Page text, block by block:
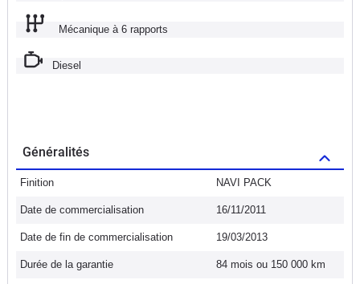
Mécanique à 6 rapports
Diesel
Généralités
Finition NAVI PACK
Date de commercialisation 16/11/2011
Date de fin de commercialisation 19/03/2013
Durée de la garantie 84 mois ou 150 000 km